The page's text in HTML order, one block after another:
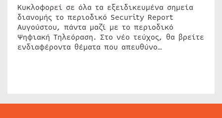
Κυκλοφορεί σε όλα τα εξειδικευμένα σημεία
διανομής το περιοδικό Security Report
Αυγούστου, πάντα μαζί με το περιοδικό
Ψηφιακή Τηλεόραση. Στο νέο τεύχος, θα βρείτε
ενδιαφέροντα θέματα που απευθύνο…